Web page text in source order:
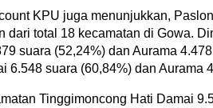
KPU juga menunjukkan,
dari total 18 kecamatan di Gowa.
suara (52,24%) dan Aurama
6.548 suara (60,84%) dan Aurama
Tinggimoncong Hati Damai